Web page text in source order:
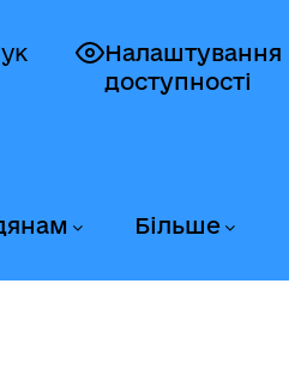
Налаштування
доступності
Більше